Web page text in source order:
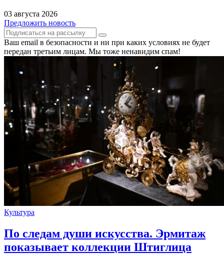
03 августа 2026
Предложить новость
Ваш email в безопасности и ни при каких условиях не будет
передан третьим лицам. Мы тоже ненавидим спам!
Культура
По следам души искусства. Эрмитаж
показывает коллекции Штиглица